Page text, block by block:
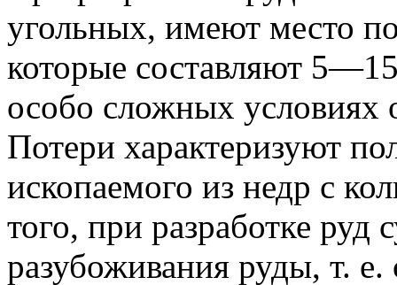
угольных, имеют место
которые составляют
особо сложных условиях
Потери характеризуют
ископаемого из недр с
того, при разработке руд
разубоживания руды, т.